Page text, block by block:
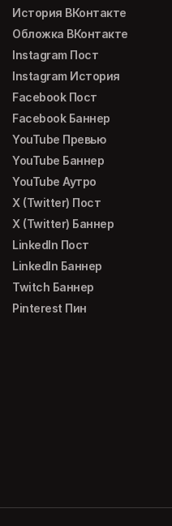
История ВКонтакте
Обложка ВКонтакте
Instagram Пост
Instagram История
Facebook Пост
Facebook Баннер
YouTube Превью
YouTube Баннер
YouTube Аутро
X (Twitter) Пост
X (Twitter) Баннер
LinkedIn Пост
LinkedIn Баннер
Twitch Баннер
Pinterest Пин